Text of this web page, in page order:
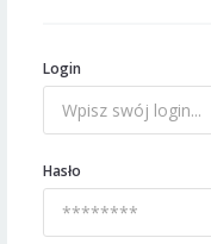
Login
Hasło